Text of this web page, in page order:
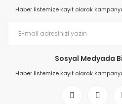
Haber listemize kayıt olarak
Sosyal Medyada
Haber listemize kayıt olarak